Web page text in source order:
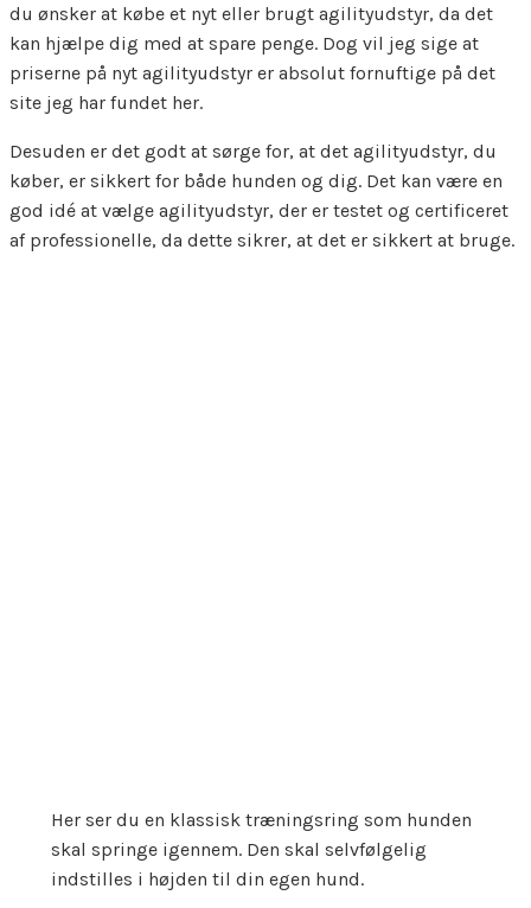
du ønsker at købe et nyt eller brugt agilityudstyr, da det
kan hjælpe dig med at spare penge. Dog vil jeg sige at
priserne på nyt agilityudstyr er absolut fornuftige på det
site jeg har fundet her.
Desuden er det godt at sørge for, at det agilityudstyr, du
køber, er sikkert for både hunden og dig. Det kan være en
god idé at vælge agilityudstyr, der er testet og certificeret
af professionelle, da dette sikrer, at det er sikkert at bruge.
Her ser du en klassisk træningsring som hunden
skal springe igennem. Den skal selvfølgelig
indstilles i højden til din egen hund.